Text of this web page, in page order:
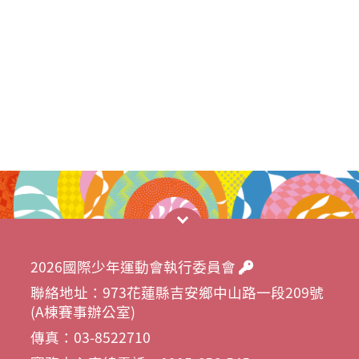
2026國際少年運動會執行委員會
聯絡地址：973花蓮縣吉安鄉中山路一段209號
(A棟賽事辦公室)
傳真：03-8522710